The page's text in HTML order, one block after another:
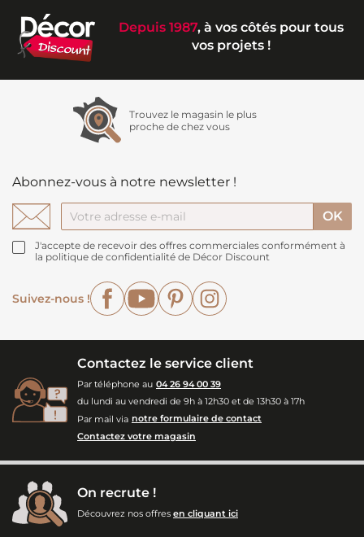
Depuis 1987, à vos côtés pour tous
vos projets !
Trouvez le magasin le plus
proche de chez vous
Abonnez-vous à notre newsletter !
J'accepte de recevoir des offres commerciales conformément à
la politique de confidentialité de Décor Discount
Suivez-nous !
FacebookYouTubePinterest
Contactez le service client
Par téléphone au 04 26 94 00 39
du lundi au vendredi de 9h à 12h30 et de 13h30 à 17h
Par mail via notre formulaire de contact
Contactez votre magasin
On recrute !
Découvrez nos offres en cliquant ici